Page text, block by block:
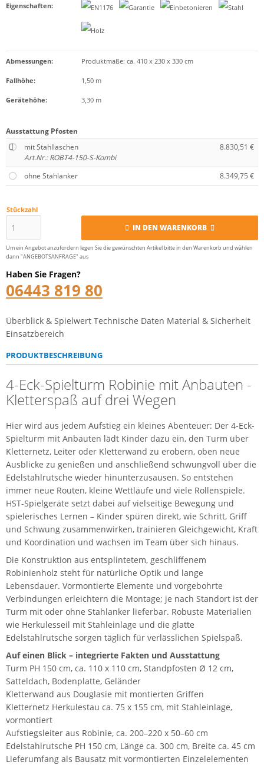
Eigenschaften:
Abmessungen: Produktmaße: ca. 410 x 230 x 330 cm
Fallhöhe: 1,50 m
Gerätehöhe: 3,30 m
Ausstattung Pfosten
mit Stahllaschen
8.830,51 €
Art.Nr.: ROBT4-150-S-Kombi
ohne Stahlanker
8.349,75 €
Stückzahl
IN DEN WARENKORB
Um ein Angebot anzufordern legen Sie die gewünschten Artikel bitte in den Warenkorb und wählen
dann "ANGEBOTSANFRAGE" aus
Haben Sie Fragen?
06443 819 80
Überblick & Spielwert Technische Daten Material & Sicherheit
Einsatzbereich
PRODUKTBESCHREIBUNG
4-Eck-Spielturm Robinie mit Anbauten -
Kletterspaß auf drei Wegen
Hier wird aus jedem Aufstieg ein kleines Abenteuer: Der 4-Eck-
Spielturm mit Anbauten lädt Kinder dazu ein, den Turm über
Kletternetz, Leiter oder Kletterwand zu erobern, oben neue
Ausblicke zu genießen und anschließend schwungvoll über die
Edelstahlrutsche wieder hinunterzusausen. So entstehen
immer neue Routen, kleine Wettläufe und viele Rollenspiele.
HST-Spielgeräte setzt dabei auf vielseitige Bewegung und
spielerisches Lernen – Kinder spüren direkt, wie Schritt, Griff
und Schwung zusammenwirken, trainieren Gleichgewicht, Kraft
und Koordination und wachsen im Team über sich hinaus.
Die Konstruktion aus entsplintetem, geschliffenem
Robinienholz steht für natürliche Optik und lange
Lebensdauer. Vormontierte Elemente und vorgebohrte
Verbindungen erleichtern die Montage; je nach Standort ist der
Turm mit oder ohne Stahlanker lieferbar. Robuste Materialien
wie Herkulesseil mit Stahleinlage und die glatte
Edelstahlrutsche sorgen täglich für verlässlichen Spielspaß.
Auf einen Blick – integrierte Fakten und Ausstattung
Turm PH 150 cm, ca. 110 x 110 cm, Standpfosten Ø 12 cm,
Satteldach, Bodenplatte, Geländer
Kletterwand aus Douglasie mit montierten Griffen
Kletternetz Herkulestau ca. 75 x 155 cm, mit Stahleinlage,
vormontiert
Aufstiegsleiter aus Robinie, ca. 200–220 x 50–60 cm
Edelstahlrutsche PH 150 cm, Länge ca. 300 cm, Breite ca. 45 cm
Lieferumfang als Bausatz mit vormontierten Einzelelementen